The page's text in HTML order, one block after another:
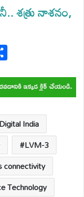
శత్రు నాశనం,
ar
e
India
LVM-3
connectivity
Technology